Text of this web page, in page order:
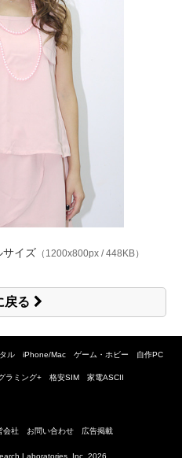
サイズ （1200x800px / 448KB）
戻る
ル iPhone/Mac ゲーム・ホビー 自作PC
ラミング+ 格安SIM 家電ASCII
会社 お問い合わせ 広告掲載
Laboratories, Inc. 2026